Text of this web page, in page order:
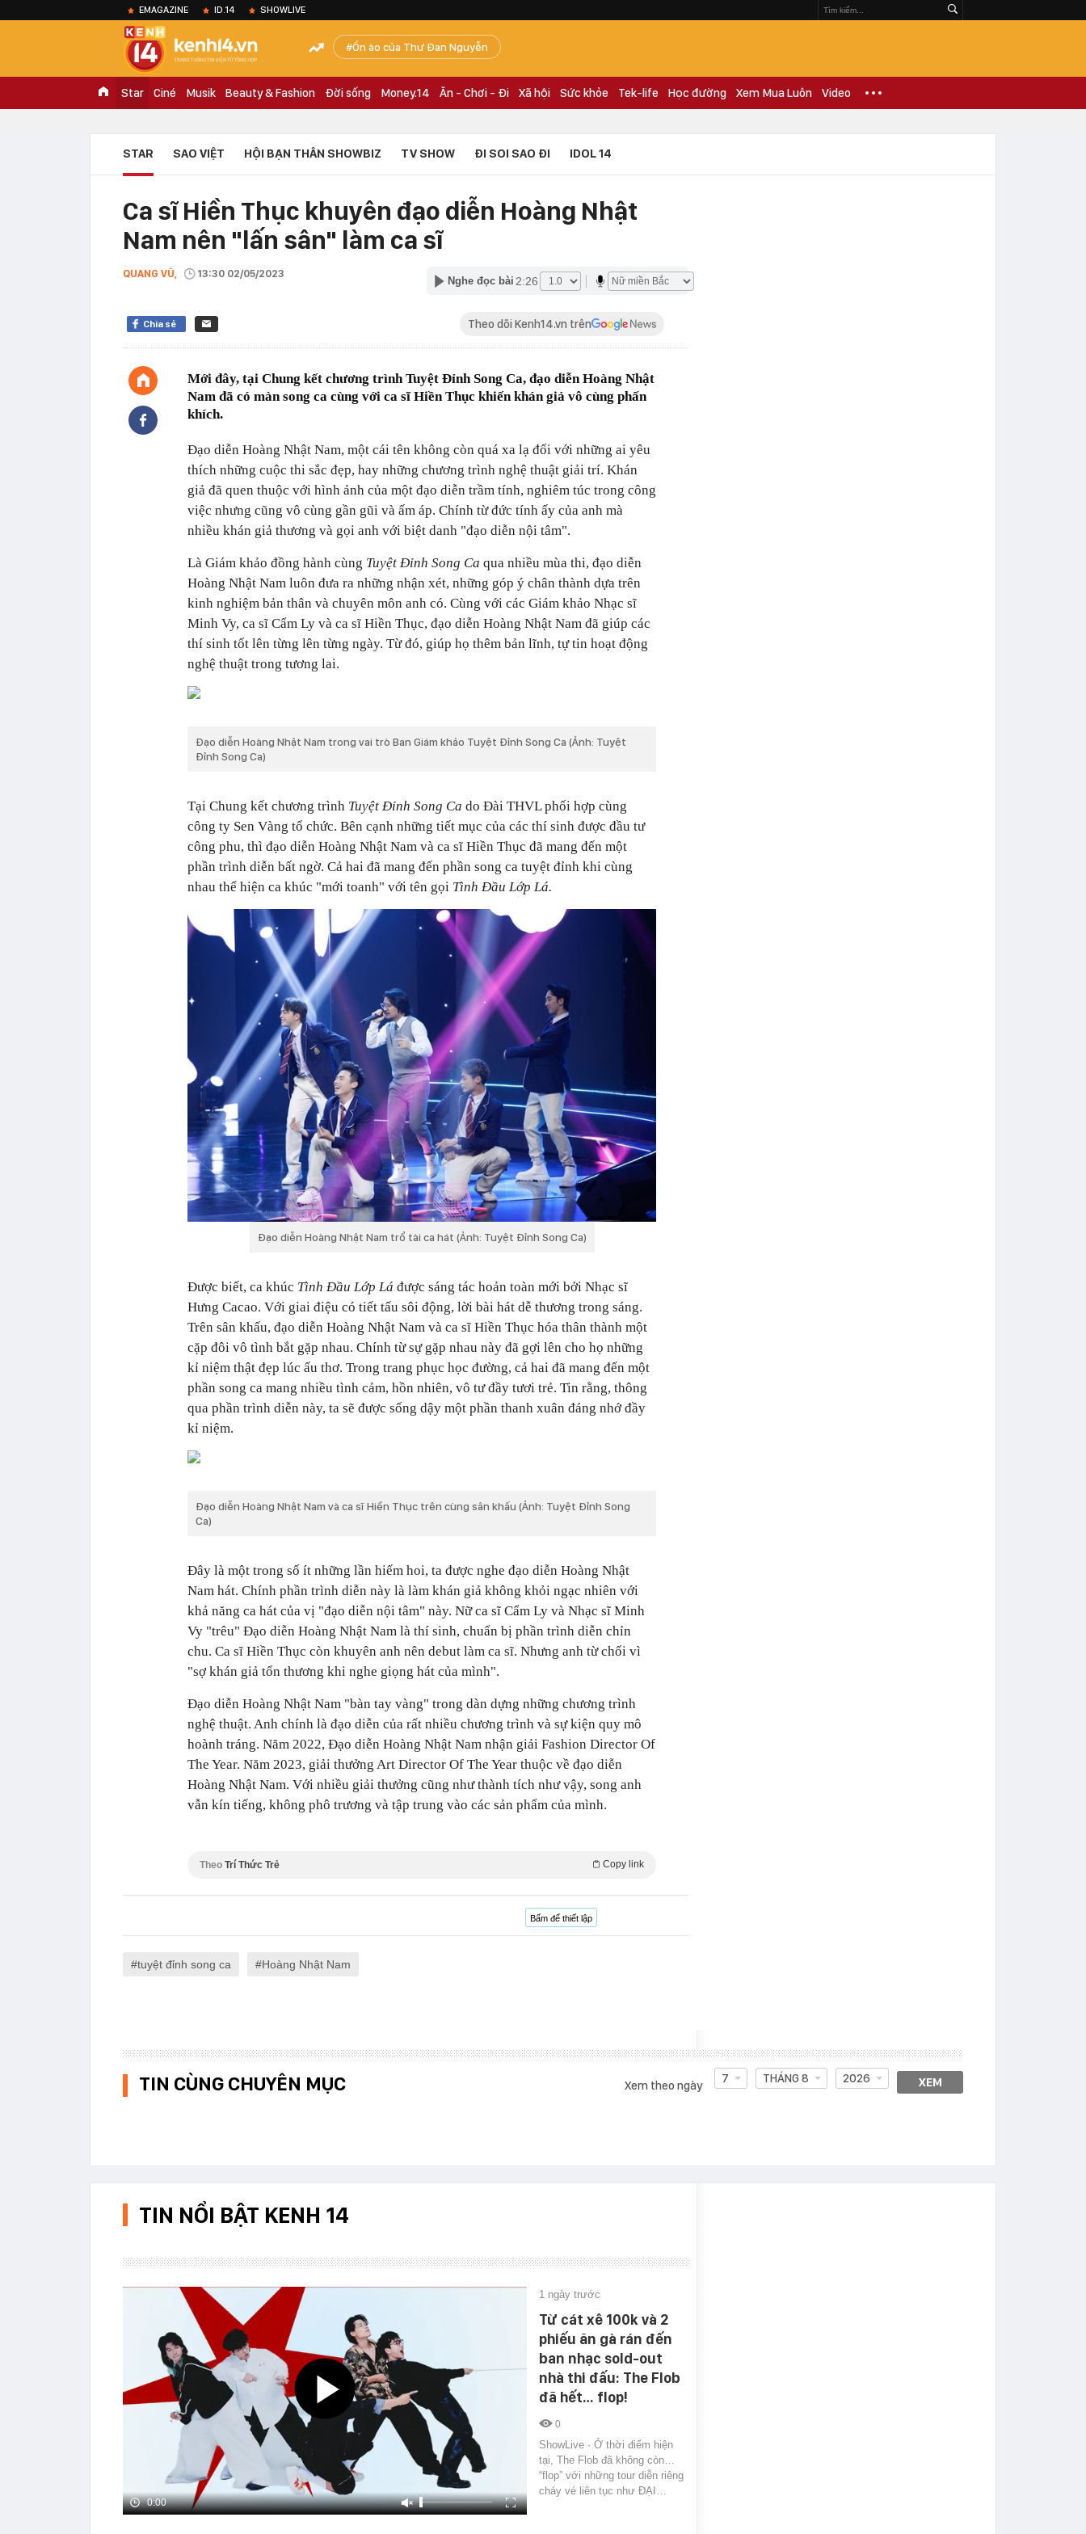
EMAGAZINE ID.14 SHOWLIVE
Ồn ào của Thư Đan Nguyễn
Star Ciné Musik Beauty & Fashion Đời sống Money.14 Ăn - Chơi - Đi Xã hội Sức khỏe Tek-life Học đường Xem Mua Luôn Video
STAR SAO VIỆT HỘI BẠN THÂN SHOWBIZ TV SHOW ĐI SOI SAO ĐI IDOL 14
Ca sĩ Hiền Thục khuyên đạo diễn Hoàng Nhật
Nam nên "lấn sân" làm ca sĩ
QUANG VŨ, 13:30 02/05/2023
Nghe đọc bài 2:26
Chia sẻ Theo dõi Kenh14.vn trên
Mới đây, tại Chung kết chương trình Tuyệt Đỉnh Song Ca, đạo diễn Hoàng Nhật
Nam đã có màn song ca cùng với ca sĩ Hiền Thục khiến khán giả vô cùng phấn
khích.
Đạo diễn Hoàng Nhật Nam, một cái tên không còn quá xa lạ đối với những ai yêu
thích những cuộc thi sắc đẹp, hay những chương trình nghệ thuật giải trí. Khán
giả đã quen thuộc với hình ảnh của một đạo diễn trầm tính, nghiêm túc trong công
việc nhưng cũng vô cùng gần gũi và ấm áp. Chính từ đức tính ấy của anh mà
nhiều khán giả thương và gọi anh với biệt danh "đạo diễn nội tâm".
Là Giám khảo đồng hành cùng Tuyệt Đỉnh Song Ca qua nhiều mùa thi, đạo diễn
Hoàng Nhật Nam luôn đưa ra những nhận xét, những góp ý chân thành dựa trên
kinh nghiệm bản thân và chuyên môn anh có. Cùng với các Giám khảo Nhạc sĩ
Minh Vy, ca sĩ Cẩm Ly và ca sĩ Hiền Thục, đạo diễn Hoàng Nhật Nam đã giúp các
thí sinh tốt lên từng lên từng ngày. Từ đó, giúp họ thêm bản lĩnh, tự tin hoạt động
nghệ thuật trong tương lai.
Đạo diễn Hoàng Nhật Nam trong vai trò Ban Giám khảo Tuyệt Đỉnh Song Ca (Ảnh: Tuyệt
Đỉnh Song Ca)
Tại Chung kết chương trình Tuyệt Đỉnh Song Ca do Đài THVL phối hợp cùng
công ty Sen Vàng tổ chức. Bên cạnh những tiết mục của các thí sinh được đầu tư
công phu, thì đạo diễn Hoàng Nhật Nam và ca sĩ Hiền Thục đã mang đến một
phần trình diễn bất ngờ. Cả hai đã mang đến phần song ca tuyệt đỉnh khi cùng
nhau thể hiện ca khúc "mới toanh" với tên gọi Tình Đầu Lớp Lá.
Đạo diễn Hoàng Nhật Nam trổ tài ca hát (Ảnh: Tuyệt Đỉnh Song Ca)
Được biết, ca khúc Tình Đầu Lớp Lá được sáng tác hoản toàn mới bởi Nhạc sĩ
Hưng Cacao. Với giai điệu có tiết tấu sôi động, lời bài hát dễ thương trong sáng.
Trên sân khấu, đạo diễn Hoàng Nhật Nam và ca sĩ Hiền Thục hóa thân thành một
cặp đôi vô tình bắt gặp nhau. Chính từ sự gặp nhau này đã gợi lên cho họ những
kỉ niệm thật đẹp lúc ấu thơ. Trong trang phục học đường, cả hai đã mang đến một
phần song ca mang nhiều tình cảm, hồn nhiên, vô tư đầy tươi trẻ. Tin rằng, thông
qua phần trình diễn này, ta sẽ được sống dậy một phần thanh xuân đáng nhớ đầy
kỉ niệm.
Đạo diễn Hoàng Nhật Nam và ca sĩ Hiền Thục trên cùng sân khấu (Ảnh: Tuyệt Đỉnh Song
Ca)
Đây là một trong số ít những lần hiếm hoi, ta được nghe đạo diễn Hoàng Nhật
Nam hát. Chính phần trình diễn này là làm khán giả không khỏi ngạc nhiên với
khả năng ca hát của vị "đạo diễn nội tâm" này. Nữ ca sĩ Cẩm Ly và Nhạc sĩ Minh
Vy "trêu" Đạo diễn Hoàng Nhật Nam là thí sinh, chuẩn bị phần trình diễn chỉn
chu. Ca sĩ Hiền Thục còn khuyên anh nên debut làm ca sĩ. Nhưng anh từ chối vì
"sợ khán giả tổn thương khi nghe giọng hát của mình".
Đạo diễn Hoàng Nhật Nam "bàn tay vàng" trong dàn dựng những chương trình
nghệ thuật. Anh chính là đạo diễn của rất nhiều chương trình và sự kiện quy mô
hoành tráng. Năm 2022, Đạo diễn Hoàng Nhật Nam nhận giải Fashion Director Of
The Year. Năm 2023, giải thưởng Art Director Of The Year thuộc về đạo diễn
Hoàng Nhật Nam. Với nhiều giải thưởng cũng như thành tích như vậy, song anh
vẫn kín tiếng, không phô trương và tập trung vào các sản phẩm của mình.
Theo Trí Thức Trẻ Copy link
Bấm để thiết lập
tuyệt đỉnh song ca Hoàng Nhật Nam
TIN CÙNG CHUYÊN MỤC Xem theo ngày 7 THÁNG 8 2026 XEM
TIN NỔI BẬT KENH 14
0:00
1 ngày trước
Từ cát xê 100k và 2
phiếu ăn gà rán đến
ban nhạc sold-out
nhà thi đấu: The Flob
đã hết… flop!
0
ShowLive · Ở thời điểm hiện
tại, The Flob đã không còn…
“flop” với những tour diễn riêng
cháy vé liên tục như ĐẠI…